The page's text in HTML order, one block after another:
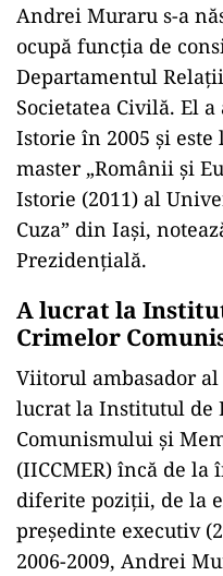
Andrei Muraru s-a
ocupă funcția de
Departamentul
Societatea Civilă. El
Istorie în 2005 și
master „Românii și
Istorie (2011) al
Cuza” din Iași,
Prezidențială.
A lucrat la
Crimelor
Viitorul ambasador
lucrat la Institutul de
Comunismului și
(IICCMER) încă de
diferite poziții, de la
președinte executiv
2006-2009, Andrei